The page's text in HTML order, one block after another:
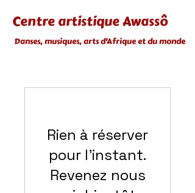
Centre artistique Awassô
Danses, musiques, arts d'Afrique et du monde
Rien à réserver
pour l'instant.
Revenez nous